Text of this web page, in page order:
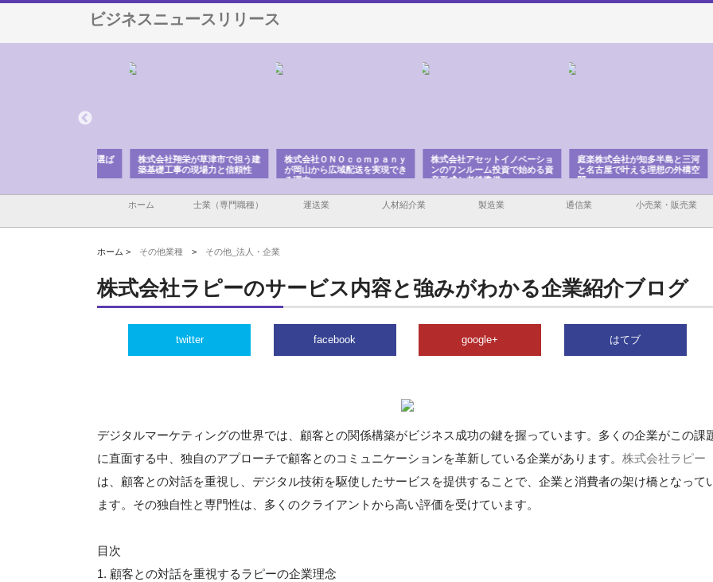
ビジネスニュースリリース
株式会社翔栄が草津市で担う建
築基礎工事の現場力と信頼性
株式会社ＯＮＯｃｏｍｐａｎｙ
が岡山から広域配送を実現でき
る理由
株式会社アセットイノベーショ
ンのワンルーム投資で始める資
産形成と老後準備
庭楽株式会社が知多半島と三河
と名古屋で叶える理想の外構空
間
株
で
ホーム 士業（専門職種） 運送業 人材紹介業 製造業 通信業 小売業・販売業
ホーム > その他業種 > その他_法人・企業
株式会社ラピーのサービス内容と強みがわかる企業紹介ブログ
twitter facebook google+ はてブ
デジタルマーケティングの世界では、顧客との関係構築がビジネス成功の鍵を握っています。多くの企業がこの課
に直面する中、独自のアプローチで顧客とのコミュニケーションを革新している企業があります。 株式会社ラピー
は、顧客との対話を重視し、デジタル技術を駆使したサービスを提供することで、企業と消費者の架け橋となって
ます。その独自性と専門性は、多くのクライアントから高い評価を受けています。
目次
1. 顧客との対話を重視するラピーの企業理念